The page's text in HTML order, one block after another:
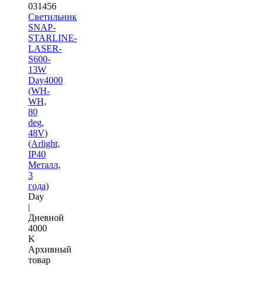
031456
Светильник
SNAP-
STARLINE-
LASER-
S600-
13W
Day4000
(WH-
WH,
80
deg,
48V)
(Arlight,
IP40
Металл,
3
года)
Day
|
Дневной
4000
K
Архивный
товар